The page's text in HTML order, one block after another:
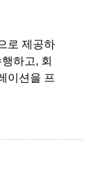
로 제공하
하고, 회
이션을 프